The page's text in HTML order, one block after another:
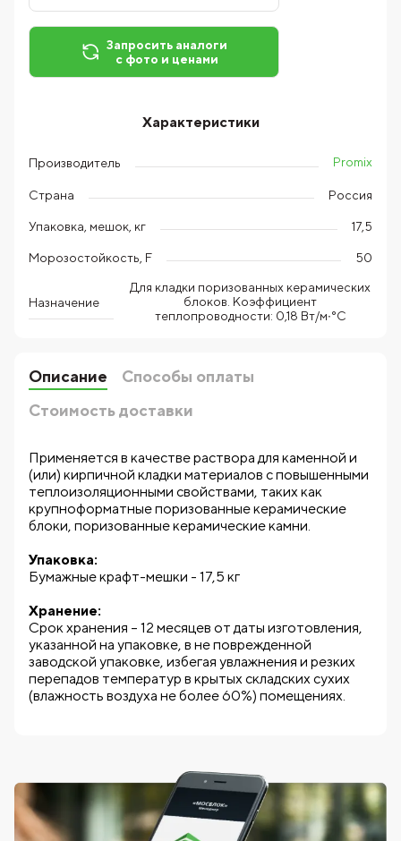
Запросить аналоги
с фото и ценами
Характеристики
Производитель Promix
Страна Россия
Упаковка, мешок, кг 17,5
Морозостойкость, F 50
Назначение
Для кладки поризованных керамических
блоков. Коэффициент
теплопроводности: 0,18 Вт/м∙°С
Описание
Способы оплаты
Стоимость доставки
Применяется в качестве раствора для каменной и
(или) кирпичной кладки материалов с повышенными
теплоизоляционными свойствами, таких как
крупноформатные поризованные керамические
блоки, поризованные керамические камни.
Упаковка:
Бумажные крафт-мешки - 17,5 кг
Хранение:
Срок хранения – 12 месяцев от даты изготовления,
указанной на упаковке, в не поврежденной
заводской упаковке, избегая увлажнения и резких
перепадов температур в крытых складских сухих
(влажность воздуха не более 60%) помещениях.